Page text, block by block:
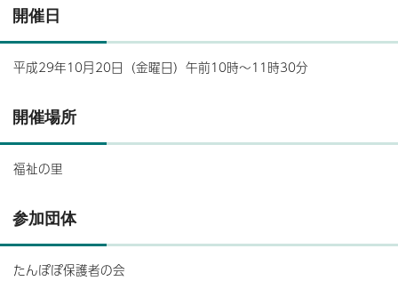
開催日
平成29年10月20日（金曜日）午前10時～11時30分
開催場所
福祉の里
参加団体
たんぽぽ保護者の会